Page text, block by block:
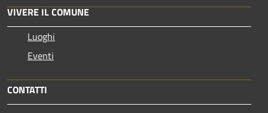
VIVERE IL COMUNE
Luoghi
Eventi
CONTATTI